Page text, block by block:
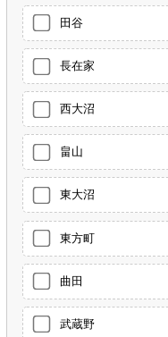
田谷
長在家
西大沼
畠山
東大沼
東方町
曲田
武蔵野